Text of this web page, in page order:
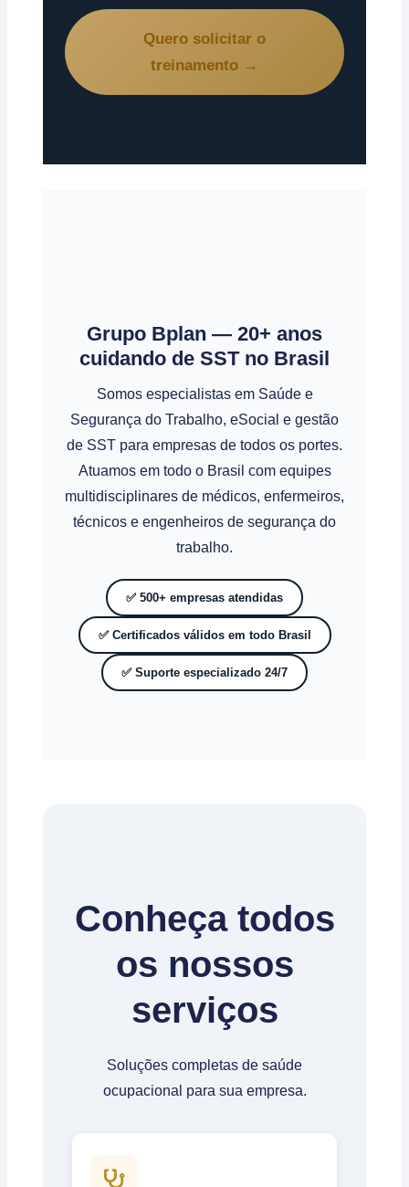
Quero solicitar o
treinamento →
Grupo Bplan — 20+ anos
cuidando de SST no Brasil
Somos especialistas em Saúde e
Segurança do Trabalho, eSocial e gestão
de SST para empresas de todos os portes.
Atuamos em todo o Brasil com equipes
multidisciplinares de médicos, enfermeiros,
técnicos e engenheiros de segurança do
trabalho.
✅ 500+ empresas atendidas
✅ Certificados válidos em todo Brasil
✅ Suporte especializado 24/7
Conheça todos
os nossos
serviços
Soluções completas de saúde
ocupacional para sua empresa.